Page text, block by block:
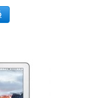
Thunderbolt Port
HD Camera,
quốc